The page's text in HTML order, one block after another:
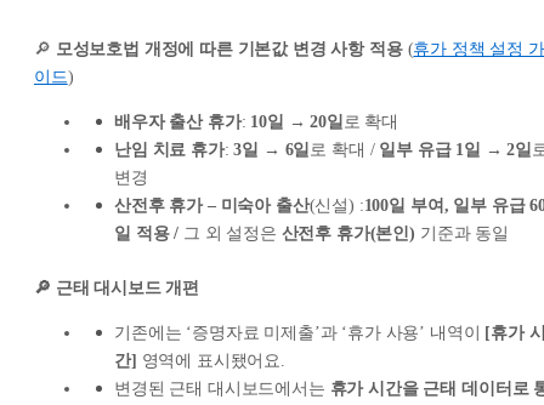
🔎 모성보호법 개정에 따른 기본값 변경 사항 적용(휴가 정책 설정 가
이드)
배우자 출산 휴가: 10일 → 20일 로 확대
난임 치료 휴가:3일 → 6일 로 확대 / 일부 유급 1일 → 2일
변경
산전후 휴가 – 미숙아 출산(신설) :100일 부여, 일부 유급
일 적용 / 그 외 설정은 산전후 휴가(본인) 기준과 동일
🔎 근태 대시보드 개편
기존에는 ‘증명자료 미제출’과 ‘휴가 사용’ 내역이 [휴가
간] 영역에 표시됐어요.
변경된 근태 대시보드에서는 휴가 시간을 근태 데이터로